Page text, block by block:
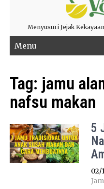
Menyusuri Jejak
Menu
Tag: jamu
nafsu makan
5
02/